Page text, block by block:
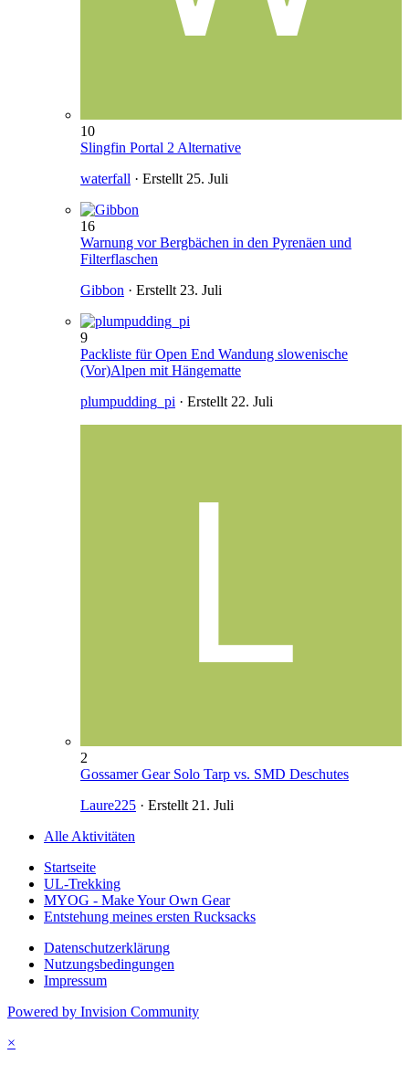
10
Slingfin Portal 2 Alternative
waterfall · Erstellt 25. Juli
16
Warnung vor Bergbächen in den Pyrenäen und
Filterflaschen
Gibbon · Erstellt 23. Juli
9
Packliste für Open End Wandung slowenische
(Vor)Alpen mit Hängematte
plumpudding_pi · Erstellt 22. Juli
2
Gossamer Gear Solo Tarp vs. SMD Deschutes
Laure225 · Erstellt 21. Juli
Alle Aktivitäten
Startseite
UL-Trekking
MYOG - Make Your Own Gear
Entstehung meines ersten Rucksacks
Datenschutzerklärung
Nutzungsbedingungen
Impressum
Powered by Invision Community
×